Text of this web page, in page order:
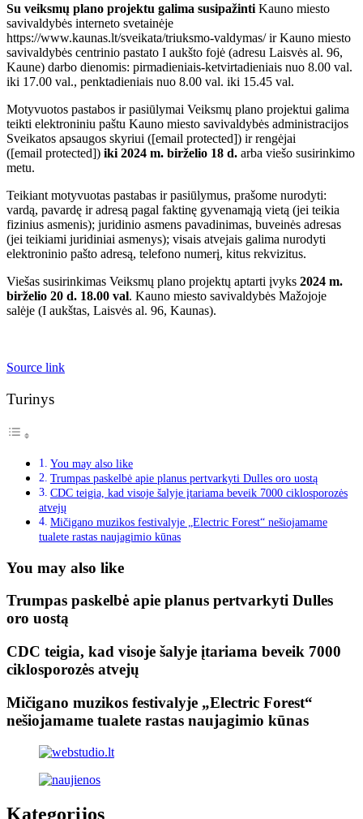
Su veiksmų plano projektu galima susipažinti Kauno miesto
savivaldybės interneto svetainėje
https://www.kaunas.lt/sveikata/triuksmo-valdymas/ ir Kauno miesto
savivaldybės centrinio pastato I aukšto fojė (adresu Laisvės al. 96,
Kaune) darbo dienomis: pirmadieniais-ketvirtadieniais nuo 8.00 val.
iki 17.00 val., penktadieniais nuo 8.00 val. iki 15.45 val.
Motyvuotos pastabos ir pasiūlymai Veiksmų plano projektui galima
teikti elektroniniu paštu Kauno miesto savivaldybės administracijos
Sveikatos apsaugos skyriui ([email protected]) ir rengėjai
([email protected]) iki 2024 m. birželio 18 d. arba viešo susirinkimo
metu.
Teikiant motyvuotas pastabas ir pasiūlymus, prašome nurodyti:
vardą, pavardę ir adresą pagal faktinę gyvenamąją vietą (jei teikia
fizinius asmenis); juridinio asmens pavadinimas, buveinės adresas
(jei teikiami juridiniai asmenys); visais atvejais galima nurodyti
elektroninio pašto adresą, telefono numerį, kitus rekvizitus.
Viešas susirinkimas Veiksmų plano projektų aptarti įvyks 2024 m.
birželio 20 d. 18.00 val. Kauno miesto savivaldybės Mažojoje
salėje (I aukštas, Laisvės al. 96, Kaunas).
Source link
Turinys
You may also like
Trumpas paskelbė apie planus pertvarkyti Dulles oro uostą
CDC teigia, kad visoje šalyje įtariama beveik 7000 ciklosporozės
atvejų
Mičigano muzikos festivalyje „Electric Forest“ nešiojamame
tualete rastas naujagimio kūnas
You may also like
Trumpas paskelbė apie planus pertvarkyti Dulles
oro uostą
CDC teigia, kad visoje šalyje įtariama beveik 7000
ciklosporozės atvejų
Mičigano muzikos festivalyje „Electric Forest“
nešiojamame tualete rastas naujagimio kūnas
Kategorijos